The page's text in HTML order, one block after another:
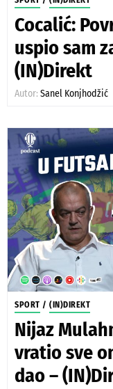
Cocalić:
uspio sam
(IN)Direkt
Autor: Sanel Konjhodžić
SPORT / (IN)DIREKT
Nijaz
vratio sve
dao –